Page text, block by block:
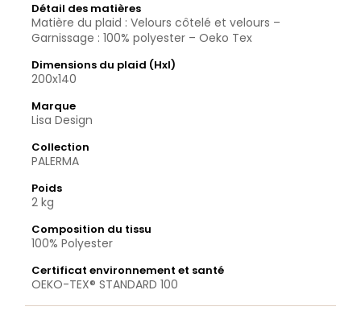
Détail des matières
Matière du plaid : Velours côtelé et velours –
Garnissage : 100% polyester – Oeko Tex
Dimensions du plaid (Hxl)
200x140
Marque
Lisa Design
Collection
PALERMA
Poids
2 kg
Composition du tissu
100% Polyester
Certificat environnement et santé
OEKO-TEX® STANDARD 100